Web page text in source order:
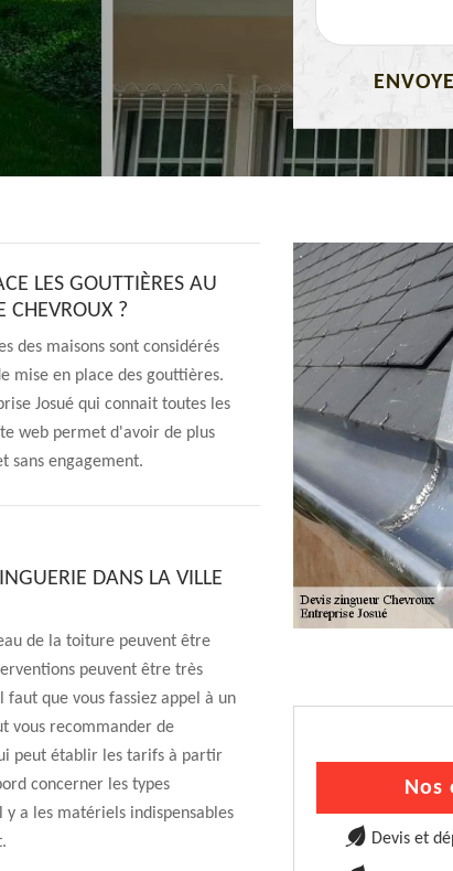
LES GOUTTIÈRES AU
CHEVROUX ?
des maisons sont considérés
mise en place des gouttières.
Josué qui connait toutes les
web permet d'avoir de plus
sans engagement.
DANS LA VILLE
de la toiture peuvent être
peuvent être très
que vous fassiez appel à un
vous recommander de
peut établir les tarifs à partir
concerner les types
a les matériels indispensables
Nos
Devis et